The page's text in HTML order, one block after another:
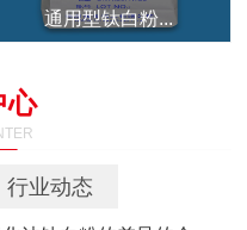
通用型钛白粉...
心
行业动态